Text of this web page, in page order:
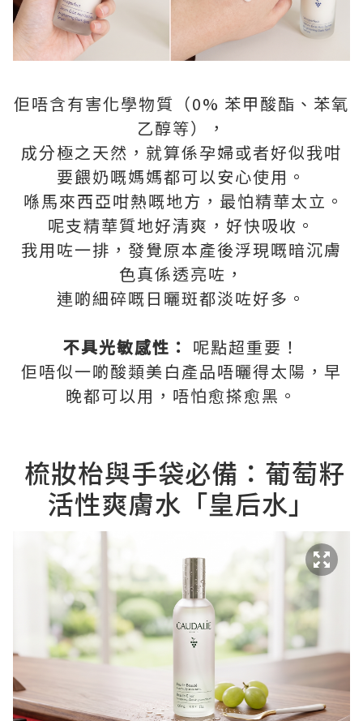
佢唔含有害化學物質（0% 苯甲酸酯、苯氧
乙醇等），
成分極之天然，就算係孕婦或者好似我咁
要餵奶嘅媽媽都可以安心使用。
喺馬來西亞咁熱嘅地方，最怕精華太立。
呢支精華質地好清爽，好快吸收。
我用咗一排，發覺原本產後浮現嘅暗沉膚
色真係透亮咗，
連啲細碎嘅日曬斑都淡咗好多。
不具光敏感性： 呢點超重要！
佢唔似一啲酸類美白產品唔曬得太陽，早
晚都可以用，唔怕愈搽愈黑。
梳妝枱與手袋必備：葡萄籽
活性爽膚水「皇后水」